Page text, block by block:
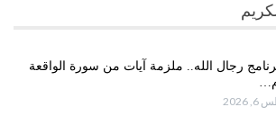
رجال الله.. ملزمة آيات من سورة الواقعة